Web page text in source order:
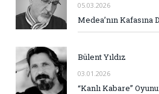
05.03.2026
Medea’nın Kafasına
Bülent Yıldız
03.01.2026
“Kanlı Kabare”